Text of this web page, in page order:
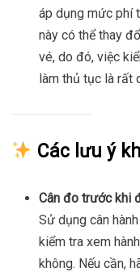
áp dụng mức phí
này có thể thay
vé, do đó, việc
làm thủ tục là rất
Các lưu ý
Cân đo trước khi
Sử dụng cân
kiểm tra xem
không. Nếu cần,